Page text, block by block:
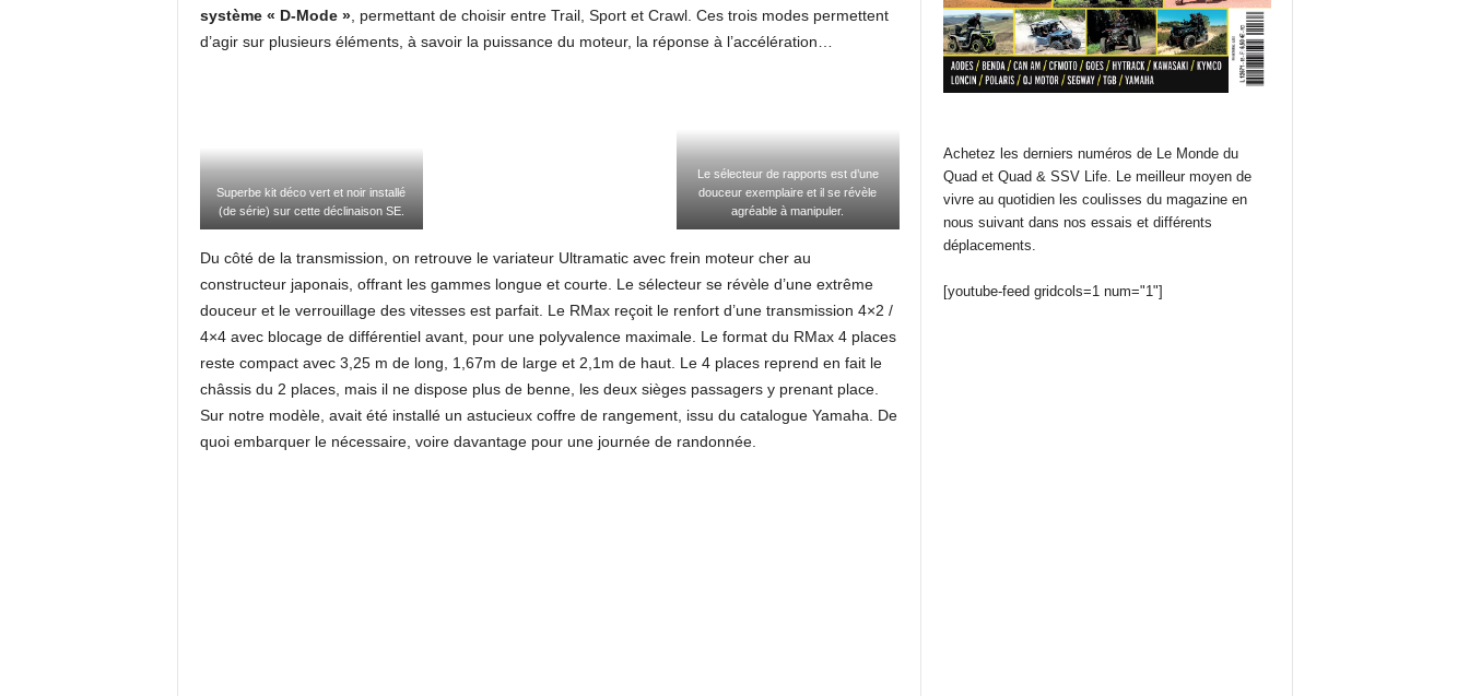
système « D-Mode », permettant de choisir entre Trail, Sport et Crawl. Ces trois modes permettent
d’agir sur plusieurs éléments, à savoir la puissance du moteur, la réponse à l’accélération…
Superbe kit déco vert et noir installé
(de série) sur cette déclinaison SE.
Le sélecteur de rapports est d’une
douceur exemplaire et il se révèle
agréable à manipuler.
Du côté de la transmission, on retrouve le variateur Ultramatic avec frein moteur cher au
constructeur japonais, offrant les gammes longue et courte. Le sélecteur se révèle d’une extrême
douceur et le verrouillage des vitesses est parfait. Le RMax reçoit le renfort d’une transmission 4×2 /
4×4 avec blocage de différentiel avant, pour une polyvalence maximale. Le format du RMax 4 places
reste compact avec 3,25 m de long, 1,67m de large et 2,1m de haut. Le 4 places reprend en fait le
châssis du 2 places, mais il ne dispose plus de benne, les deux sièges passagers y prenant place.
Sur notre modèle, avait été installé un astucieux coffre de rangement, issu du catalogue Yamaha. De
quoi embarquer le nécessaire, voire davantage pour une journée de randonnée.
Achetez les derniers numéros de Le Monde du
Quad et Quad & SSV Life. Le meilleur moyen de
vivre au quotidien les coulisses du magazine en
nous suivant dans nos essais et différents
déplacements.
[youtube-feed gridcols=1 num="1"]